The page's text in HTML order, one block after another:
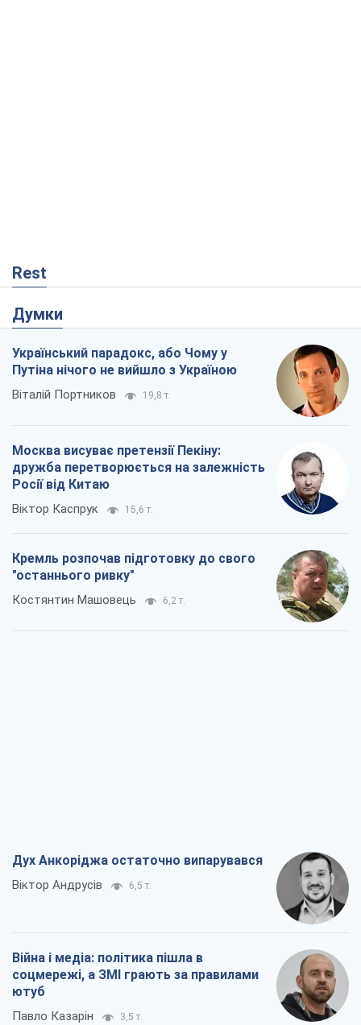
Rest
Думки
Український парадокс, або Чому у
Путіна нічого не вийшло з Україною
Віталій Портников 19,8 т.
Москва висуває претензії Пекіну:
дружба перетворюється на залежність
Росії від Китаю
Віктор Каспрук 15,6 т.
Кремль розпочав підготовку до свого
"останнього ривку"
Костянтин Машовець 6,2 т.
Дух Анкоріджа остаточно випарувався
Віктор Андрусів 6,5 т.
Війна і медіа: політика пішла в
соцмережі, а ЗМІ грають за правилами
ютуб
Павло Казарін 3,5 т.